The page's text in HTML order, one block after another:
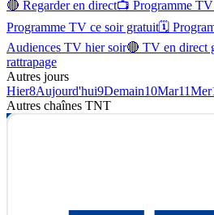
🔴 Regarder en direct📺 Programme
Programme TV ce soir gratuit🗓
Audiences TV hier soir🔴 TV en direct
rattrapage
Autres jours
Hier8Aujourd'hui9Demain10Mar11Mer
Autres chaînes TNT